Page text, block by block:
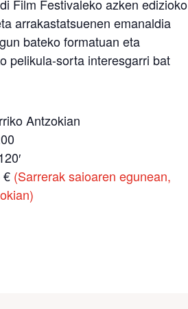
Film Festivaleko azken edizioko
arrakastatsuenen emanaldia
bateko formatuan eta
pelikula-sorta interesgarri bat
Antzokian
€ (Sarrerak saioaren egunean,